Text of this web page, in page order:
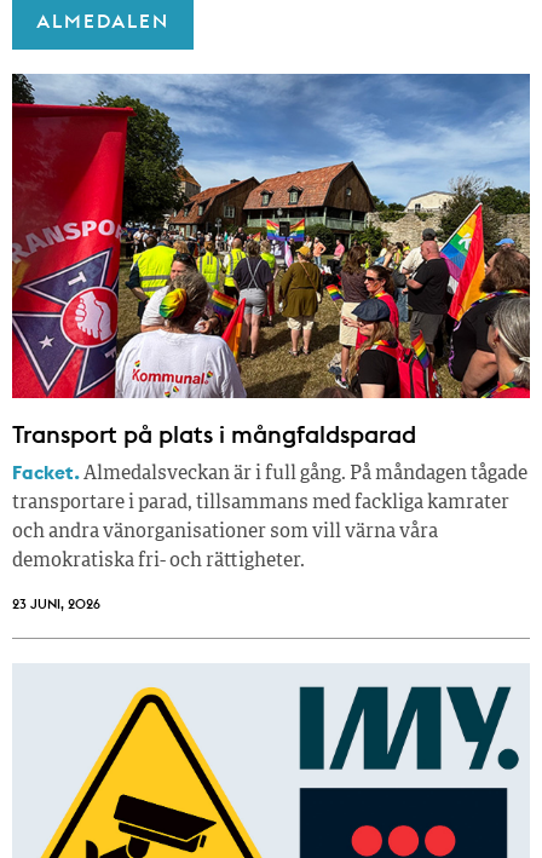
ALMEDALEN
Transport på plats i mångfaldsparad
Facket.Almedalsveckan är i full gång. På måndagen tågade
transportare i parad, tillsammans med fackliga kamrater
och andra vänorganisationer som vill värna våra
demokratiska fri- och rättigheter.
23 JUNI, 2026